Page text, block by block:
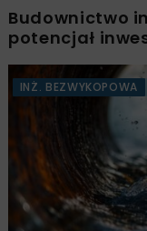
Budownictwo
potencjał
INŻ. BEZWYKOPOWA